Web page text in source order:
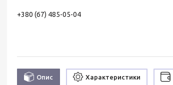
+380 (67) 485-05-04
Опис Характеристики